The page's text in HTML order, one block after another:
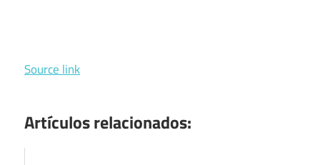
Source link
Artículos relacionados: